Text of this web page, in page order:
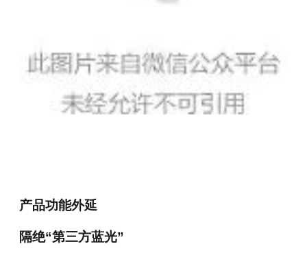
产品功能外延
隔绝“第三方蓝光”